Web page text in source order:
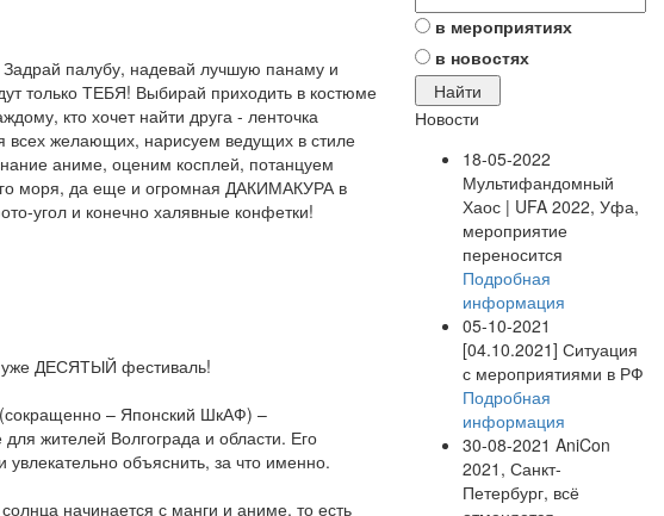
палубу, надевай лучшую панаму и
только ТЕБЯ! Выбирай приходить в костюме
кто хочет найти друга - ленточка
всех желающих, нарисуем ведущих в стиле
аниме, оценим косплей, потанцуем
моря, да еще и огромная ДАКИМАКУРА в
угол и конечно халявные конфетки!
уже ДЕСЯТЫЙ фестиваль!
– Японский ШкАФ) –
жителей Волгограда и области. Его
объяснить, за что именно.
начинается с манги и аниме, то есть
в мероприятиях
в новостях
Новости
18-05-2022
Мультифандомный
Хаос | UFA 2022, Уфа,
мероприятие
переносится
Подробная
информация
05-10-2021
[04.10.2021] Ситуация
с мероприятиями в РФ
Подробная
информация
30-08-2021 AniCon
2021, Санкт-
Петербург, всё